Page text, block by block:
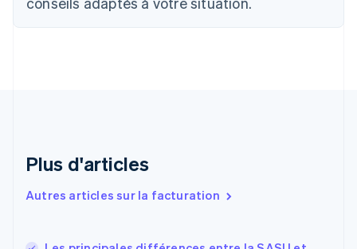
Plus d'articles
Autres articles sur la facturation
Croatie
Estonie
États-Unis
EnglishSvenska